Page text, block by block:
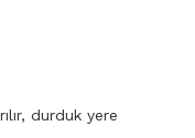
durduk yere